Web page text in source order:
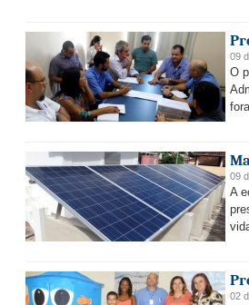
09
O
09
A
02